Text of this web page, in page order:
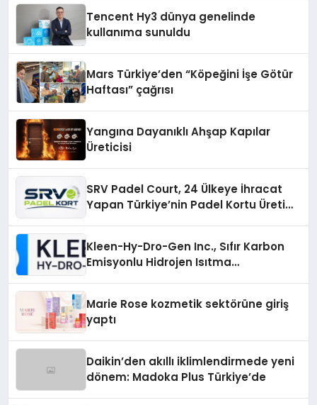
Tencent Hy3 dünya genelinde
kullanıma sunuldu
Mars Türkiye’den “Köpeğini İşe Götür
Haftası” çağrısı
Yangına Dayanıklı Ahşap Kapılar
Üreticisi
SRV Padel Court, 24 Ülkeye İhracat
Yapan Türkiye’nin Padel Kortu Üretim
Kleen-Hy-Dro-Gen Inc., Sıfır Karbon
Emisyonlu Hidrojen Isıtma
Marie Rose kozmetik sektörüne giriş
yaptı
Daikin’den akıllı iklimlendirmede yeni
dönem: Madoka Plus Türkiye’de